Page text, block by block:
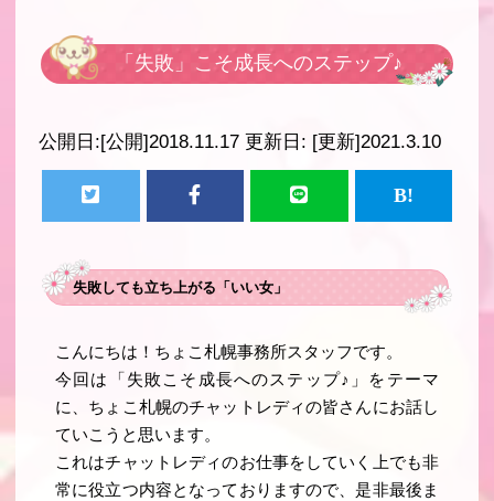
「失敗」こそ成長へのステップ♪
公開日:[公開]2018.11.17 更新日: [更新]2021.3.10
失敗しても立ち上がる「いい女」
こんにちは！ちょこ札幌事務所スタッフです。
今回は「失敗こそ成長へのステップ♪」をテーマ
に、ちょこ札幌のチャットレディの皆さんにお話し
ていこうと思います。
これはチャットレディのお仕事をしていく上でも非
常に役立つ内容となっておりますので、是非最後ま